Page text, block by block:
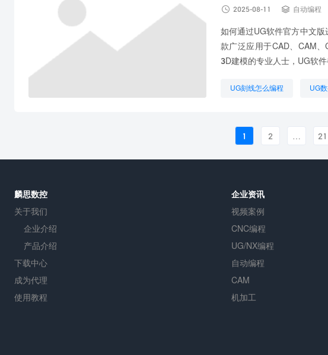
 2025-08-11  自动编程
如何通过UG软件官方中文
款广泛应用于CAD、CAM
3D建模的专业人士，UG软
UG刻线怎么编程 UG
1 2 … 21
麟思数控
关于我们
企业介绍
产品介绍
下载中心
成为代理
使用教程
企业资讯
视频案例
CNC编程
UG/NX编程
自动编程
CAM
机加工